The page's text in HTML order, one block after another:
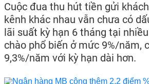
Cuộc đua thu hút tiền gửi
kênh khác nhau vẫn chưa có
lãi suất kỳ hạn 6 tháng tại
chào phổ biến ở mức 9%/năm,
9,3%/năm với kỳ hạn dài hơn.